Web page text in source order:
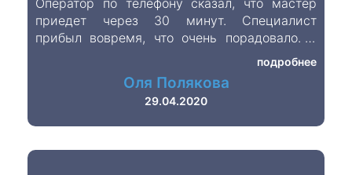
приедет через 30 минут. Специалист
прибыл вовремя, что очень порадовало. К
тому же цены у них ниже, чем у остальных
подробнее
Оля Полякова
29.04.2020